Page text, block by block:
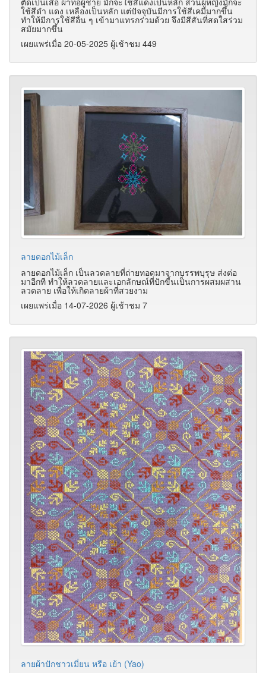
ใช้สีดำ แดง เหลืองเป็นหลัก แต่ปัจจุบันมีการใช้สีเคมีมากขึ้น
ทำให้มีการใช้สีอื่น ๆ เข้ามาแทรกร่วมด้วย จึงมีสีสันที่สดใสร่วม
สมัยมากขึ้น
เผยแพร่เมื่อ 20-05-2025 ผู้เช้าชม 449
ลายดอกไม้เล็ก
ลายดอกไม้เล็ก เป็นลวดลายที่ถ่ายทอดมาจากบรรพบุรุษ ส่งต่อ
มาอีกที ทำให้ลวดลายและเอกลักษณ์ที่ปักขี้นเป็นการผสมผสาน
ลวดลาย เพื่อให้เกิดลายผ้าที่สวยงาม
เผยแพร่เมื่อ 14-07-2026 ผู้เช้าชม 7
ลายผ้าปักชาวเมี่ยน หรือ เย้า (Yao)